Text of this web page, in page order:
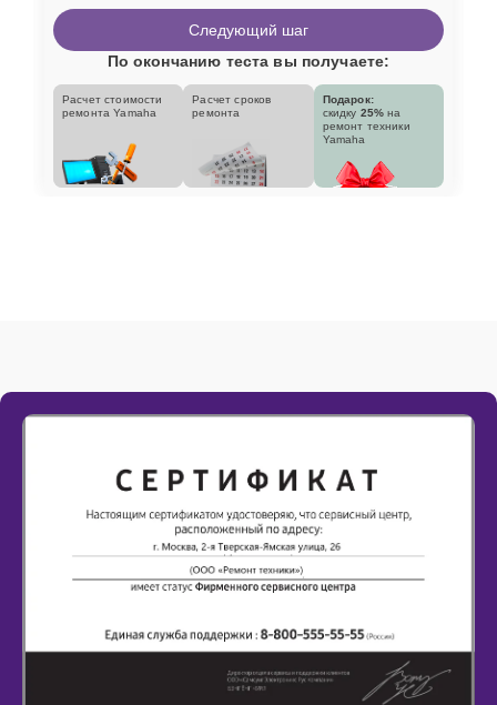
Следующий шаг
По окончанию теста вы получаете:
Расчет стоимости
ремонта Yamaha
Расчет сроков
ремонта
Подарок:
скидку 25% на
ремонт техники
Yamaha